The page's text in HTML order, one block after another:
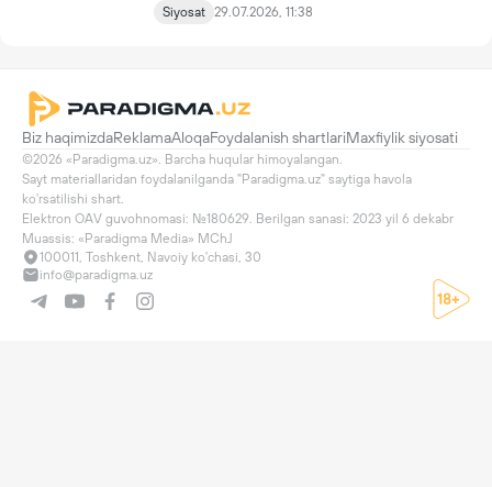
Siyosat 29.07.2026, 11:38
Biz haqimizdaReklamaAloqaFoydalanish shartlariMaxfiylik siyosati
©2026 «Paradigma.uz». Barcha huqular himoyalangan.
Sayt materiallaridan foydalanilganda "Paradigma.uz" saytiga havola
ko'rsatilishi shart.
Elektron OAV guvohnomasi: №180629. Berilgan sanasi: 2023 yil 6 dekabr
Muassis: «Paradigma Media» MChJ
100011, Toshkent, Navoiy ko'chasi, 30
info@paradigma.uz